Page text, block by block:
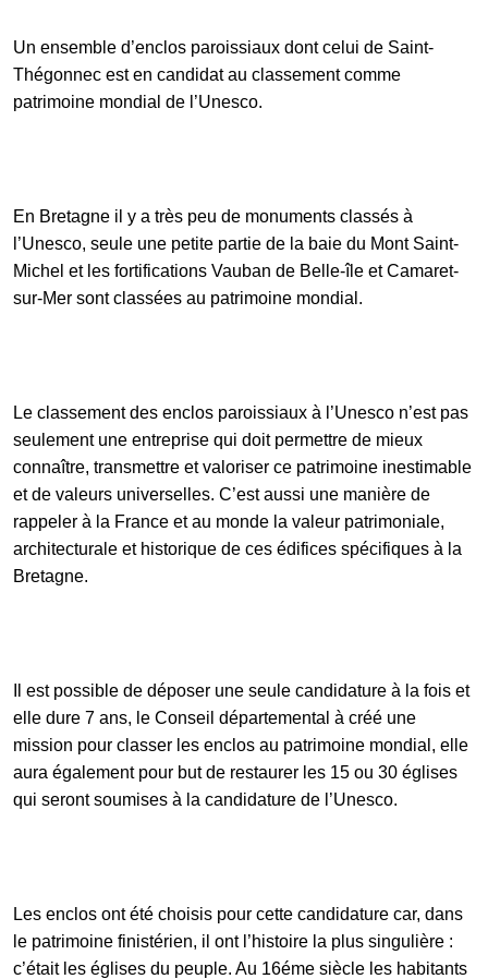
Un ensemble d’enclos paroissiaux dont celui de Saint-
Thégonnec est en candidat au classement comme
patrimoine mondial de l’Unesco.
En Bretagne il y a très peu de monuments classés à
l’Unesco, seule une petite partie de la baie du Mont Saint-
Michel et les fortifications Vauban de Belle-île et Camaret-
sur-Mer sont classées au patrimoine mondial.
Le classement des enclos paroissiaux à l’Unesco n’est pas
seulement une entreprise qui doit permettre de mieux
connaître, transmettre et valoriser ce patrimoine inestimable
et de valeurs universelles. C’est aussi une manière de
rappeler à la France et au monde la valeur patrimoniale,
architecturale et historique de ces édifices spécifiques à la
Bretagne.
Il est possible de déposer une seule candidature à la fois et
elle dure 7 ans, le Conseil départemental à créé une
mission pour classer les enclos au patrimoine mondial, elle
aura également pour but de restaurer les 15 ou 30 églises
qui seront soumises à la candidature de l’Unesco.
Les enclos ont été choisis pour cette candidature car, dans
le patrimoine finistérien, il ont l’histoire la plus singulière :
c’était les églises du peuple. Au 16éme siècle les habitants